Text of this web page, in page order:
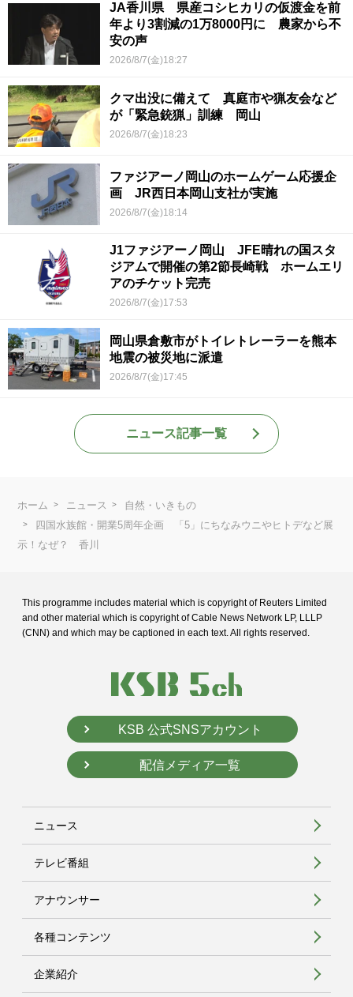
JA香川県 県産コシヒカリの仮渡金を前
年より3割減の1万8000円に 農家から不
安の声
2026/8/7(金)18:27
クマ出没に備えて 真庭市や猟友会など
が「緊急銃猟」訓練 岡山
2026/8/7(金)18:23
ファジアーノ岡山のホームゲーム応援企
画 JR西日本岡山支社が実施
2026/8/7(金)18:14
J1ファジアーノ岡山 JFE晴れの国スタ
ジアムで開催の第2節長崎戦 ホームエリ
アのチケット完売
2026/8/7(金)17:53
岡山県倉敷市がトイレトレーラーを熊本
地震の被災地に派遣
2026/8/7(金)17:45
ニュース記事一覧
ホーム ニュース
自然・いきもの
四国水族館・開業5周年企画 「5」にちなみウニやヒトデなど展
示！なぜ？ 香川
This programme includes material which is copyright of Reuters Limited
and other material which is copyright of Cable News Network LP, LLLP
(CNN) and which may be captioned in each text. All rights reserved.
KSB 公式SNSアカウント
配信メディア一覧
ニュース
テレビ番組
アナウンサー
各種コンテンツ
企業紹介